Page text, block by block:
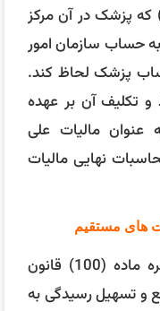
که پزشک در آن مرکز
حساب سازمان امور
را در حساب پزشک لحاظ کند.
و تکلیف آن بر عهده
عنوان مالیات علی
نهایی مالیات
سازمان امور مالیاتی کشور در تبصره ماده (100) قانون
و تسهیل رسیدگی به